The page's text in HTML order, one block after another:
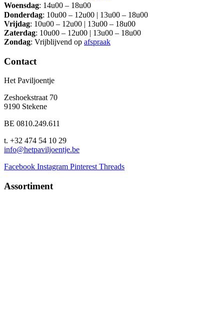
Woensdag: 14u00 – 18u00
Donderdag: 10u00 – 12u00 | 13u00 – 18u00
Vrijdag: 10u00 – 12u00 | 13u00 – 18u00
Zaterdag: 10u00 – 12u00 | 13u00 – 18u00
Zondag: Vrijblijvend op afspraak
Contact
Het Paviljoentje
Zeshoekstraat 70
9190 Stekene
BE 0810.249.611
t. +32 474 54 10 29
info@hetpaviljoentje.be
Facebook Instagram Pinterest Threads
Assortiment